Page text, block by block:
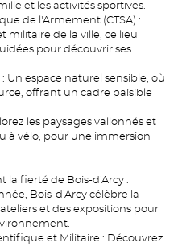
et les activités sportives.
de l'Armement (CTSA) :
militaire de la ville, ce lieu
pour découvrir ses
Un espace naturel sensible, où
offrant un cadre paisible
les paysages vallonnés et
à vélo, pour une immersion
la fierté de Bois-d'Arcy :
Bois-d'Arcy célèbre la
et des expositions pour
et Militaire : Découvrez